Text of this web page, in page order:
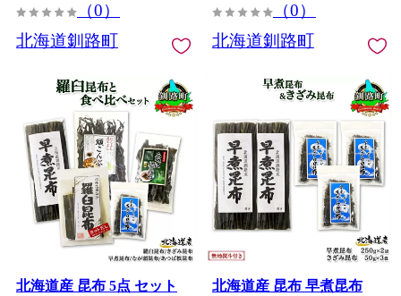
（0）
北海道釧路町
（0）
北海道釧路町
北海道産 昆布 5点 セット
北海道産 昆布 早煮昆布